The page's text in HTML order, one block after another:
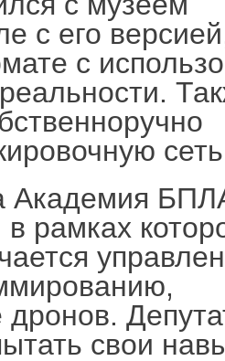
с его
с
Академия
рамках
свои